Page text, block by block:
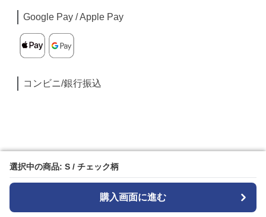
選択中の商品: S / チェック柄
購入画面に進む
選択中の商品: S / チェック柄
購入画面に進む
Google Pay / Apple Pay
コンビニ/銀行振込